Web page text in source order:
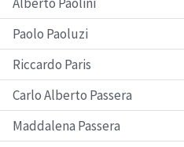
Paolo Paoluzi
Riccardo Paris
Carlo Alberto Passera
Maddalena Passera